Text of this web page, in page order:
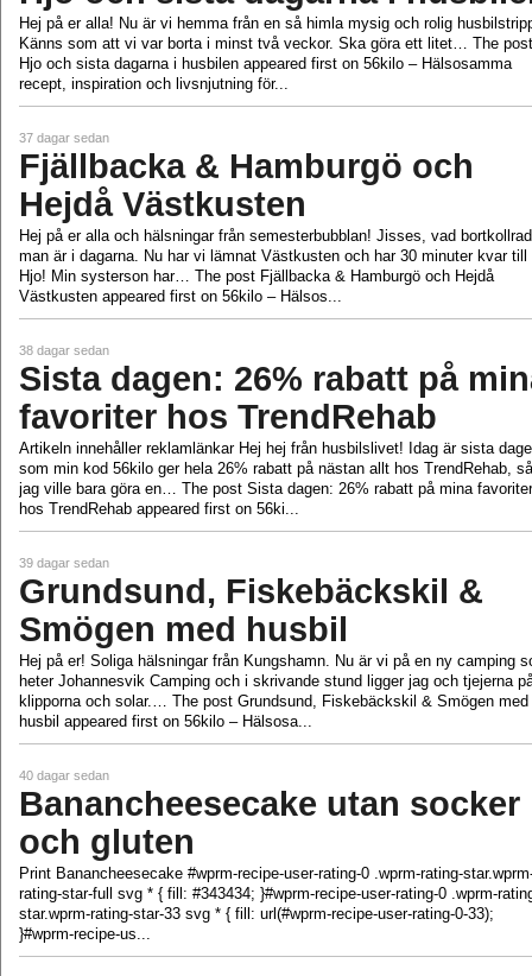
Hej på er alla! Nu är vi hemma från en så himla mysig och rolig
Känns som att vi var borta i minst två veckor. Ska göra ett litet… The post
Hjo och sista dagarna i husbilen appeared first on 56kilo – Hälsosamma
recept, inspiration och livsnjutning för...
37 dagar sedan
Fjällbacka & Hamburgö och
Hejdå Västkusten
Hej på er alla och hälsningar från semesterbubblan! Jisses, vad bortkollrad
man är i dagarna. Nu har vi lämnat Västkusten och har 30 minuter kvar till
Hjo! Min systerson har… The post Fjällbacka & Hamburgö och Hejdå
Västkusten appeared first on 56kilo – Hälsos...
38 dagar sedan
Sista dagen: 26% rabatt på
favoriter hos TrendRehab
Artikeln innehåller reklamlänkar Hej hej från husbilslivet! Idag är sista
som min kod 56kilo ger hela 26% rabatt på nästan allt hos TrendRehab, så
jag ville bara göra en… The post Sista dagen: 26% rabatt på mina favoriter
hos TrendRehab appeared first on 56ki...
39 dagar sedan
Grundsund, Fiskebäckskil &
Smögen med husbil
Hej på er! Soliga hälsningar från Kungshamn. Nu är vi på en ny camping
heter Johannesvik Camping och i skrivande stund ligger jag och tjejerna
klipporna och solar.… The post Grundsund, Fiskebäckskil & Smögen med
husbil appeared first on 56kilo – Hälsosa...
40 dagar sedan
Banancheesecake utan socker
och gluten
Print Banancheesecake #wprm-recipe-user-rating-0 .wprm-rating-
rating-star-full svg * { fill: #343434; }#wprm-recipe-user-rating-0 .wprm-
star.wprm-rating-star-33 svg * { fill: url(#wprm-recipe-user-rating-0-33);
}#wprm-recipe-us...